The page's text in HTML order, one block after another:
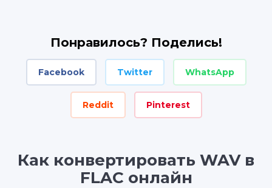
Понравилось? Поделись!
Facebook Twitter WhatsApp
Reddit Pinterest
Как конвертировать WAV в
FLAC онлайн